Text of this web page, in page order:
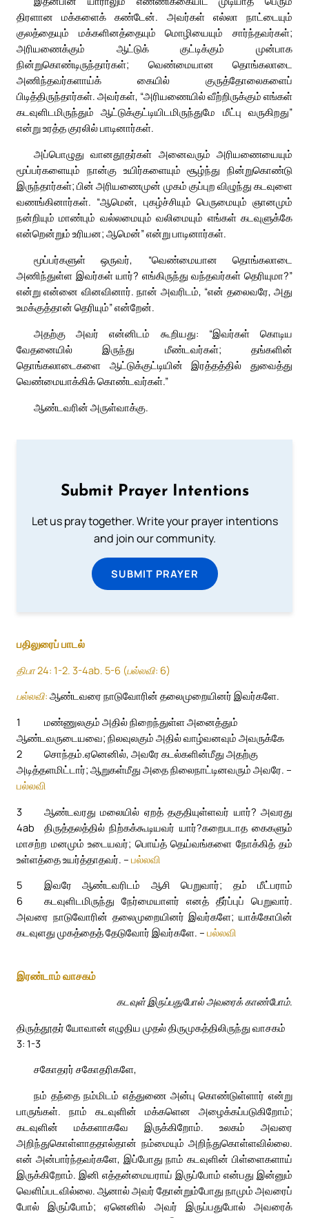
திரளான மக்களைக் கண்டேன். அவர்கள் எல்லா நாட்டையும்
குலத்தையும் மக்களினத்தையும் மொழியையும் சார்ந்தவர்கள்;
அரியணைக்கும் ஆட்டுக் குட்டிக்கும் முன்பாக
நின்றுகொண்டிருந்தார்கள்; வெண்மையான தொங்கலாடை
அணிந்தவர்களாய்க் கையில் குருத்தோலைகளைப்
பிடித்திருந்தார்கள். அவர்கள், “அரியணையில் வீற்றிருக்கும் எங்கள்
கடவுளிடமிருந்தும் ஆட்டுக்குட்டியிடமிருந்துமே மீட்பு வருகிறது”
என்று உரத்த குரலில் பாடினார்கள்.
அப்பொழுது வானதூதர்கள் அனைவரும் அரியணையையும்
மூப்பர்களையும் நான்கு உயிர்களையும் சூழ்ந்து நின்றுகொண்டு
இருந்தார்கள்; பின் அரியணைமுன் முகம் குப்புற விழுந்து கடவுளை
வணங்கினார்கள். “ஆமென், புகழ்ச்சியும் பெருமையும் ஞானமும்
நன்றியும் மாண்பும் வல்லமையும் வலிமையும் எங்கள் கடவுளுக்கே
என்றென்றும் உரியன; ஆமென்” என்று பாடினார்கள்.
மூப்பர்களுள் ஒருவர், “வெண்மையான தொங்கலாடை
அணிந்துள்ள இவர்கள் யார்? எங்கிருந்து வந்தவர்கள் தெரியுமா?”
என்று என்னை வினவினார். நான் அவரிடம், “என் தலைவரே, அது
உமக்குத்தான் தெரியும்” என்றேன்.
அதற்கு அவர் என்னிடம் கூறியது: “இவர்கள் கொடிய
வேதனையில் இருந்து மீண்டவர்கள்; தங்களின்
தொங்கலாடைகளை ஆட்டுக்குட்டியின் இரத்தத்தில் துவைத்து
வெண்மையாக்கிக் கொண்டவர்கள்.”
ஆண்டவரின் அருள்வாக்கு.
Submit Prayer Intentions
Let us pray together. Write your prayer intentions
and join our community.
SUBMIT PRAYER
பதிலுரைப் பாடல்
திபா 24: 1-2. 3-4ab. 5-6 (பல்லவி: 6)
பல்லவி: ஆண்டவரை நாடுவோரின் தலைமுறையினர் இவர்களே.
1
மண்ணுலகும் அதில் நிறைந்துள்ள அனைத்தும்
ஆண்டவருடையவை; நிலவுலகும் அதில் வாழ்வனவும் அவருக்கே
சொந்தம்.
2
ஏனெனில், அவரே கடல்களின்மீது அதற்கு
அடித்தளமிட்டார்; ஆறுகள்மீது அதை நிலைநாட்டினவரும் அவரே. –
பல்லவி
3
ஆண்டவரது மலையில் ஏறத் தகுதியுள்ளவர் யார்? அவரது
திருத்தலத்தில் நிற்கக்கூடியவர் யார்?
4ab
கறைபடாத கைகளும்
மாசற்ற மனமும் உடையவர்; பொய்த் தெய்வங்களை நோக்கித் தம்
உள்ளத்தை உயர்த்தாதவர். – பல்லவி
5
இவரே ஆண்டவரிடம் ஆசி பெறுவார்; தம் மீட்பராம்
கடவுளிடமிருந்து நேர்மையாளர் எனத் தீர்ப்புப் பெறுவார்.
6
அவரை நாடுவோரின் தலைமுறையினர் இவர்களே; யாக்கோபின்
கடவுளது முகத்தைத் தேடுவோர் இவர்களே. – பல்லவி
இரண்டாம் வாசகம்
கடவுள் இருப்பதுபோல் அவரைக் காண்போம்.
திருத்தூதர் யோவான் எழுதிய முதல் திருமுகத்திலிருந்து வாசகம்
3: 1-3
சகோதரர் சகோதரிகளே,
நம் தந்தை நம்மிடம் எத்துணை அன்பு கொண்டுள்ளார் என்று
பாருங்கள். நாம் கடவுளின் மக்களென அழைக்கப்படுகிறோம்;
கடவுளின் மக்களாகவே இருக்கிறோம். உலகம் அவரை
அறிந்துகொள்ளாததால்தான் நம்மையும் அறிந்துகொள்ளவில்லை.
என் அன்பார்ந்தவர்களே, இப்போது நாம் கடவுளின் பிள்ளைகளாய்
இருக்கிறோம். இனி எத்தன்மையராய் இருப்போம் என்பது இன்னும்
வெளிப்படவில்லை. ஆனால் அவர் தோன்றும்போது நாமும் அவரைப்
போல் இருப்போம்; ஏனெனில் அவர் இருப்பதுபோல் அவரைக்